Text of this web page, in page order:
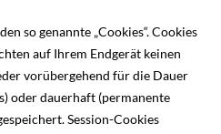
so genannte „Cookies“. Cookies
auf Ihrem Endgerät keinen
vorübergehend für die Dauer
oder dauerhaft (permanente
Session-Cookies